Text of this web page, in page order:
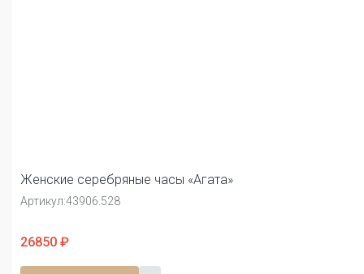
Женские серебряные часы «Агата»
Артикул:43906.528
26850 ₽